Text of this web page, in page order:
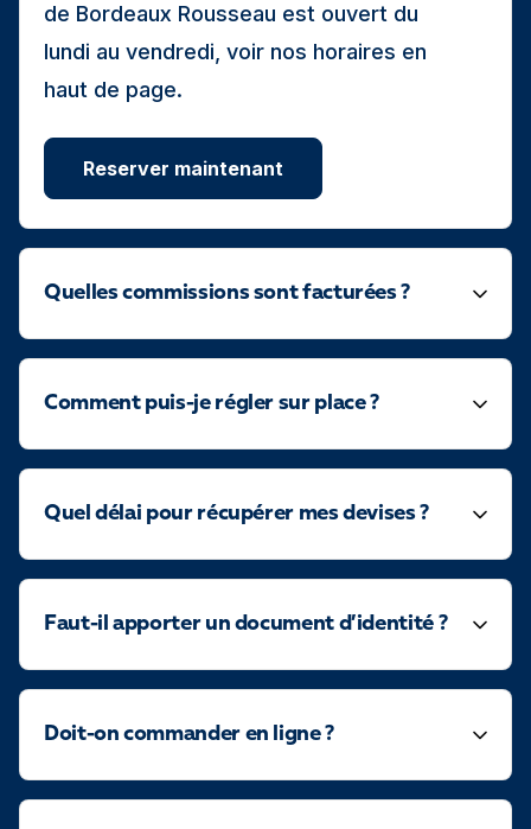
de Bordeaux Rousseau est ouvert du
lundi au vendredi, voir nos horaires en
haut de page.
Reserver maintenant
Quelles commissions sont facturées ?
Comment puis-je régler sur place ?
Quel délai pour récupérer mes devises ?
Faut-il apporter un document d’identité ?
Doit-on commander en ligne ?